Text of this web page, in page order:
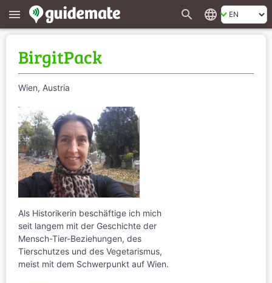
menu search language
BirgitPack
Wien, Austria
Als Historikerin beschäftige ich mich
seit langem mit der Geschichte der
Mensch-Tier-Beziehungen, des
Tierschutzes und des Vegetarismus,
meist mit dem Schwerpunkt auf Wien.